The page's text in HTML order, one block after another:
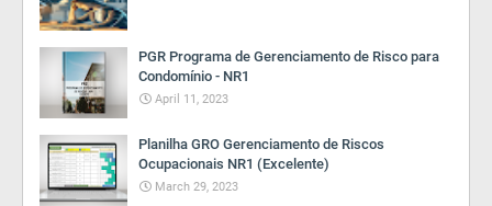
PGR Programa de Gerenciamento de Risco para
Condomínio - NR1
April 11, 2023
Planilha GRO Gerenciamento de Riscos
Ocupacionais NR1 (Excelente)
March 29, 2023